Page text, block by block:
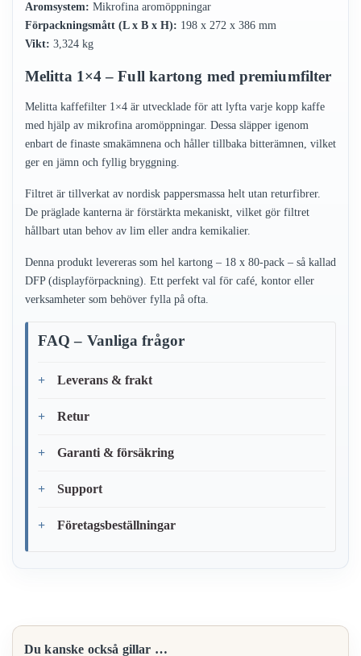
Aromsystem: Mikrofina aromöppningar
Förpackningsmått (L x B x H): 198 x 272 x 386 mm
Vikt: 3,324 kg
Melitta 1×4 – Full kartong med premiumfilter
Melitta kaffefilter 1×4 är utvecklade för att lyfta varje kopp kaffe
med hjälp av mikrofina aromöppningar. Dessa släpper igenom
enbart de finaste smakämnena och håller tillbaka bitterämnen, vilket
ger en jämn och fyllig bryggning.
Filtret är tillverkat av nordisk pappersmassa helt utan returfibrer.
De präglade kanterna är förstärkta mekaniskt, vilket gör filtret
hållbart utan behov av lim eller andra kemikalier.
Denna produkt levereras som hel kartong – 18 x 80-pack – så kallad
DFP (displayförpackning). Ett perfekt val för café, kontor eller
verksamheter som behöver fylla på ofta.
FAQ – Vanliga frågor
Leverans & frakt
Retur
Garanti & försäkring
Support
Företagsbeställningar
Du kanske också gillar …